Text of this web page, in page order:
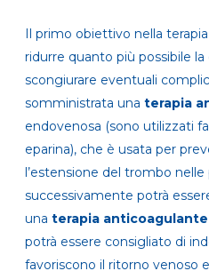
Il primo obiettivo nella
ridurre quanto più possibile
scongiurare eventuali
somministrata una terapia
endovenosa (sono utilizzati
eparina), che è usata per
l’estensione del trombo
successivamente potrà
una terapia anticoagulante
potrà essere consigliato di
favoriscono il ritorno venoso